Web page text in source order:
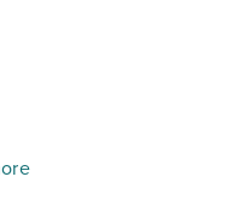
przez
czeka na